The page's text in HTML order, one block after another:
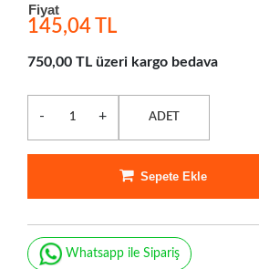
Fiyat
145,04 TL
750,00 TL üzeri kargo bedava
- + ADET
Sepete Ekle
Whatsapp ile Sipariş